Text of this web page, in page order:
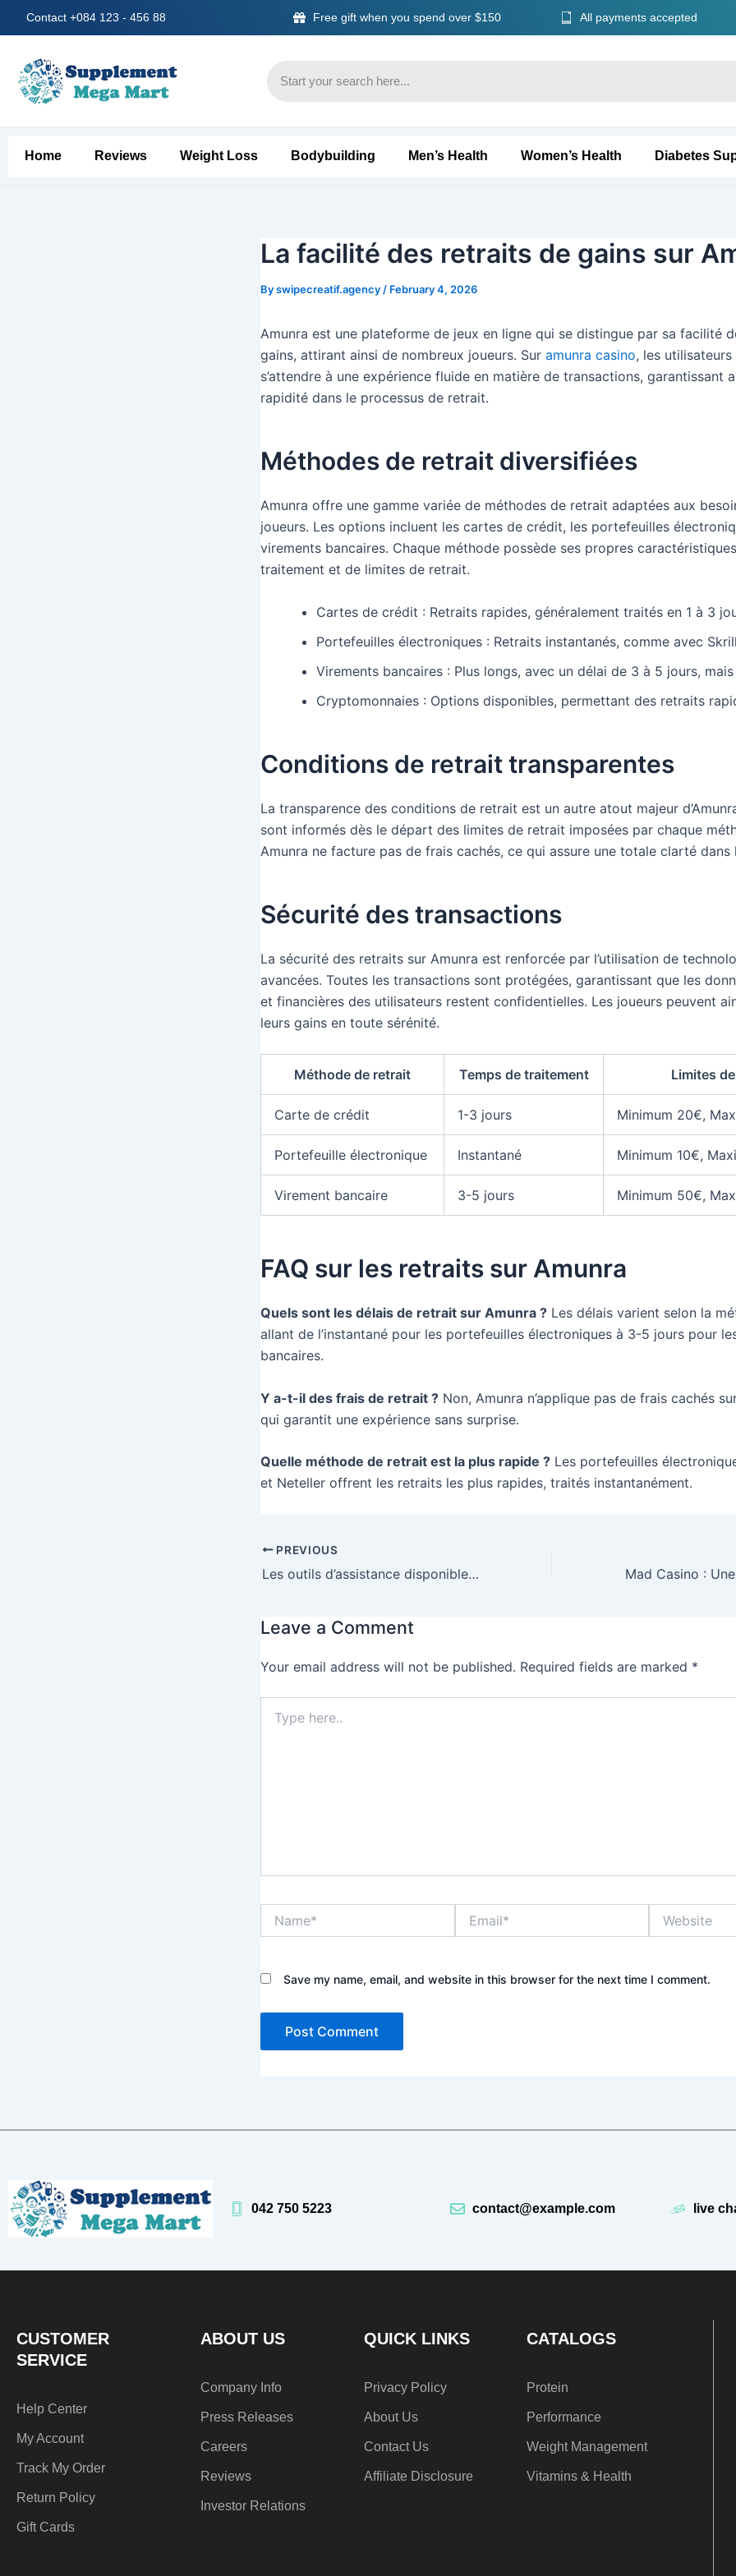
to
Contact +084 123 - 456 88 Free gift when you spend over $150 All payments accepted
Home Reviews Weight Loss Bodybuilding Men’s Health Women’s Health Diabetes
La facilité des retraits de gains sur
Byswipecreatif.agency / February 4, 2026
Amunra est une plateforme de jeux en ligne qui se distingue par sa facilité
gains, attirant ainsi de nombreux joueurs. Sur amunra casino, les utilisateurs
s’attendre à une expérience fluide en matière de transactions, garantissant
rapidité dans le processus de retrait.
Méthodes de retrait diversifiées
Amunra offre une gamme variée de méthodes de retrait adaptées aux
joueurs. Les options incluent les cartes de crédit, les portefeuilles
virements bancaires. Chaque méthode possède ses propres
traitement et de limites de retrait.
Cartes de crédit : Retraits rapides, généralement traités en 1 à 3
Portefeuilles électroniques : Retraits instantanés, comme avec
Virements bancaires : Plus longs, avec un délai de 3 à 5 jours,
Cryptomonnaies : Options disponibles, permettant des retraits
Conditions de retrait transparentes
La transparence des conditions de retrait est un autre atout majeur
sont informés dès le départ des limites de retrait imposées par chaque
Amunra ne facture pas de frais cachés, ce qui assure une totale clarté dans
Sécurité des transactions
La sécurité des retraits sur Amunra est renforcée par l’utilisation de
avancées. Toutes les transactions sont protégées, garantissant que les
et financières des utilisateurs restent confidentielles. Les joueurs peuvent
leurs gains en toute sérénité.
Méthode de retrait Temps de traitement Limites
Carte de crédit 1-3 jours Minimum 20€,
Portefeuille électronique Instantané Minimum 10€,
Virement bancaire 3-5 jours Minimum 50€,
FAQ sur les retraits sur Amunra
Quels sont les délais de retrait sur Amunra ? Les délais varient selon la
allant de l’instantané pour les portefeuilles électroniques à 3-5 jours pour
bancaires.
Y a-t-il des frais de retrait ? Non, Amunra n’applique pas de frais cachés
qui garantit une expérience sans surprise.
Quelle méthode de retrait est la plus rapide ? Les portefeuilles
et Neteller offrent les retraits les plus rapides, traités instantanément.
PREVIOUS
Les outils d’assistance disponibles sur Bet On Red Casino
Leave a Comment
Your email address will not be published. Required fields are marked *
here..
Save my name, email, and website in this browser for the next time I comment.
042 750 5223 contact@example.com live
CUSTOMER
SERVICE
Help Center
My Account
Track My Order
Return Policy
Gift Cards
ABOUT US
Company Info
Press Releases
Careers
Reviews
Investor Relations
QUICK LINKS
Privacy Policy
About Us
Contact Us
Affiliate Disclosure
CATALOGS
Protein
Performance
Weight Management
Vitamins & Health